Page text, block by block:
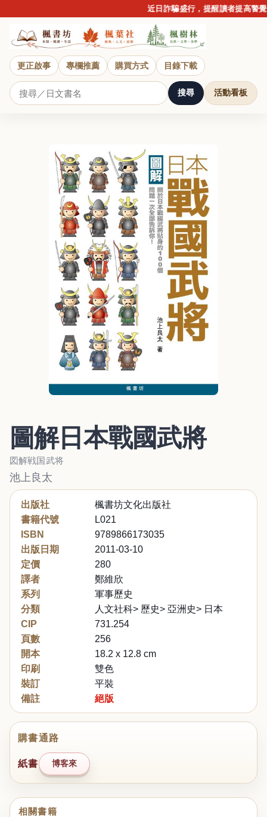
近日詐騙盛行，提醒讀者提高警覺
更正啟事 專欄推薦 購買方式 目錄下載
搜尋 活動看板
圖解日本戰國武將
図解戦国武将
池上良太
出版社
楓書坊文化出版社
書籍代號
L021
ISBN
9789866173035
出版日期
2011-03-10
定價
280
譯者
鄭維欣
系列
軍事歷史
分類
人文社科> 歷史> 亞洲史> 日本
CIP
731.254
頁數
256
開本
18.2 x 12.8 cm
印刷
雙色
裝訂
平裝
備註
絕版
購書通路
紙書 博客來
相關書籍